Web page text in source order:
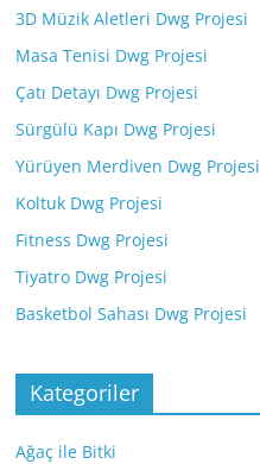
3D Müzik Aletleri Dwg Projesi
Masa Tenisi Dwg Projesi
Çatı Detayı Dwg Projesi
Sürgülü Kapı Dwg Projesi
Yürüyen Merdiven Dwg Projesi
Koltuk Dwg Projesi
Fitness Dwg Projesi
Tiyatro Dwg Projesi
Basketbol Sahası Dwg Projesi
Kategoriler
Ağaç ile Bitki